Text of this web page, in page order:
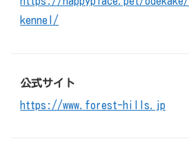
kennel/
公式サイト
https://www.forest-hills.jp